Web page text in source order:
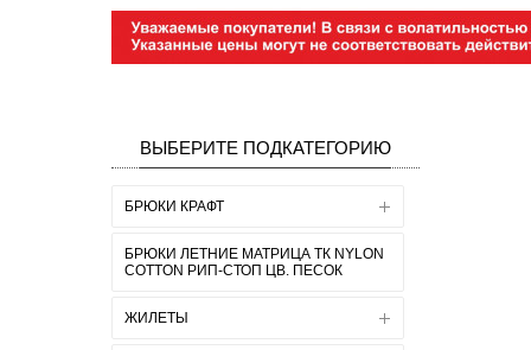
ВЫБЕРИТЕ ПОДКАТЕГОРИЮ
БРЮКИ КРАФТ
БРЮКИ ЛЕТНИЕ МАТРИЦА ТК NYLON
COTTON РИП-СТОП ЦВ. ПЕСОК
ЖИЛЕТЫ